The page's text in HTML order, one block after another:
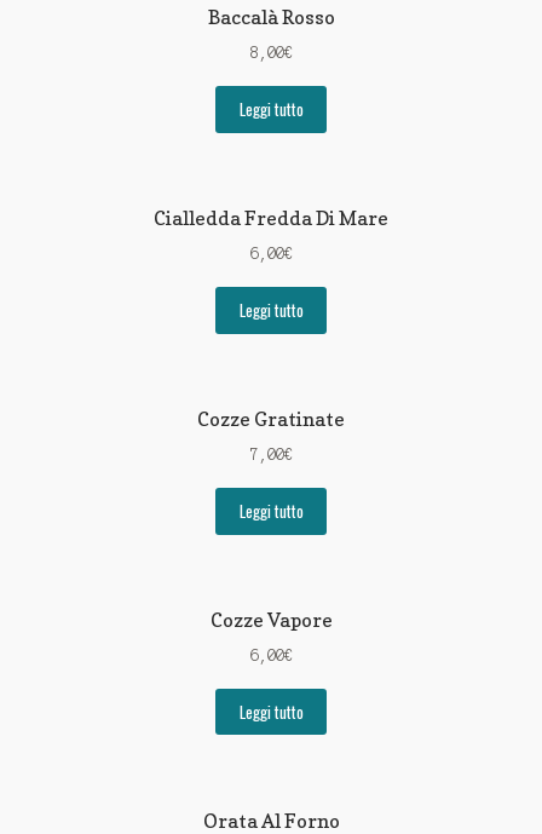
Baccalà Rosso
8,00€
Leggi tutto
Cialledda Fredda Di Mare
6,00€
Leggi tutto
Cozze Gratinate
7,00€
Leggi tutto
Cozze Vapore
6,00€
Leggi tutto
Orata Al Forno